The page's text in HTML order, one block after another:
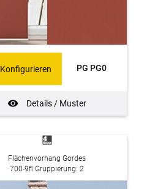
PG PG0
Details / Muster
Konfigurieren
Flächenvorhang Gordes
700-9fl Gruppierung: 2